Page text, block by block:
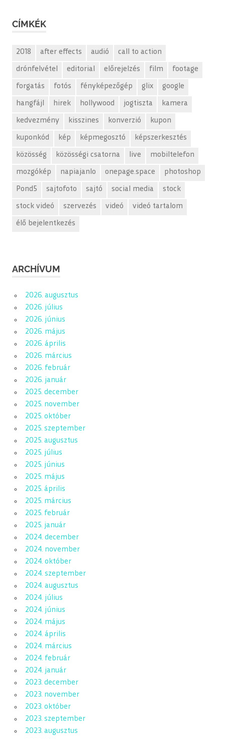
CÍMKÉK
2018 after effects audió call to action
drónfelvétel editorial előrejelzés film footage
forgatás fotós fényképezőgép glix google
hangfájl hirek hollywood jogtiszta kamera
kedvezmény kisszines konverzió kupon
kuponkód kép képmegosztó képszerkesztés
közösség közösségi csatorna live mobiltelefon
mozgókép napiajanlo onepage.space photoshop
Pond5 sajtofoto sajtó social media stock
stock videó szervezés videó videó tartalom
élő bejelentkezés
ARCHÍVUM
2026. augusztus
2026. július
2026. június
2026. május
2026. április
2026. március
2026. február
2026. január
2025. december
2025. november
2025. október
2025. szeptember
2025. augusztus
2025. július
2025. június
2025. május
2025. április
2025. március
2025. február
2025. január
2024. december
2024. november
2024. október
2024. szeptember
2024. augusztus
2024. július
2024. június
2024. május
2024. április
2024. március
2024. február
2024. január
2023. december
2023. november
2023. október
2023. szeptember
2023. augusztus